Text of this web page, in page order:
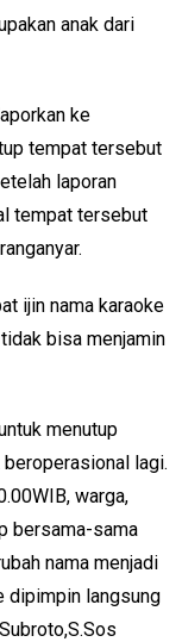
anak dari
ke
tempat tersebut
laporan
tempat tersebut
ijin nama karaoke
bisa menjamin
menutup
lagi.
warga,
bersama-sama
nama menjadi
dipimpin langsung